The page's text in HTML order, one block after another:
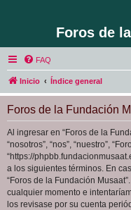
Foros de
FAQ
Inicio Índice general
Foros de la Fundación
Al ingresar en “Foros de la
“nosotros”, “nos”, “nuestro”,
“https://
a los siguientes términos. En
“Foros de la Fundación
cualquier momento e
los revisase por su cuenta